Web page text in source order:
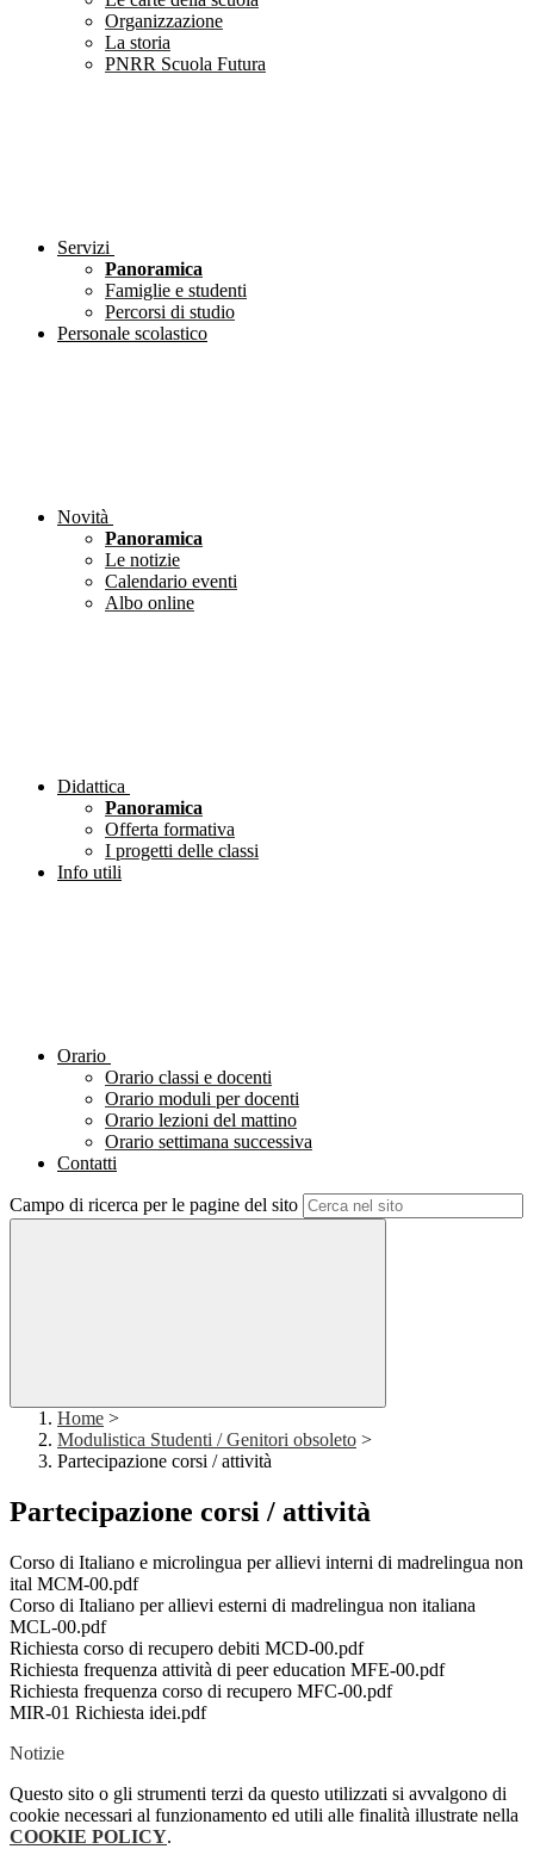
Organizzazione
La storia
PNRR Scuola Futura
Servizi
Panoramica
Famiglie e studenti
Percorsi di studio
Personale scolastico
Novità
Panoramica
Le notizie
Calendario eventi
Albo online
Didattica
Panoramica
Offerta formativa
I progetti delle classi
Info utili
Orario
Orario classi e docenti
Orario moduli per docenti
Orario lezioni del mattino
Orario settimana successiva
Contatti
Campo di ricerca per le pagine del sito
Home >
Modulistica Studenti / Genitori obsoleto >
Partecipazione corsi / attività
Partecipazione corsi / attività
Corso di Italiano e microlingua per allievi interni di madrelingua non
ital MCM-00.pdf
Corso di Italiano per allievi esterni di madrelingua non italiana
MCL-00.pdf
Richiesta corso di recupero debiti MCD-00.pdf
Richiesta frequenza attività di peer education MFE-00.pdf
Richiesta frequenza corso di recupero MFC-00.pdf
MIR-01 Richiesta idei.pdf
Notizie
Questo sito o gli strumenti terzi da questo utilizzati si avvalgono di
cookie necessari al funzionamento ed utili alle finalità illustrate nella
COOKIE POLICY.